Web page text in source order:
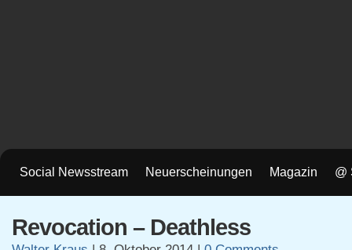
Social Newsstream Neuerscheinungen Magazin @
Revocation – Deathless